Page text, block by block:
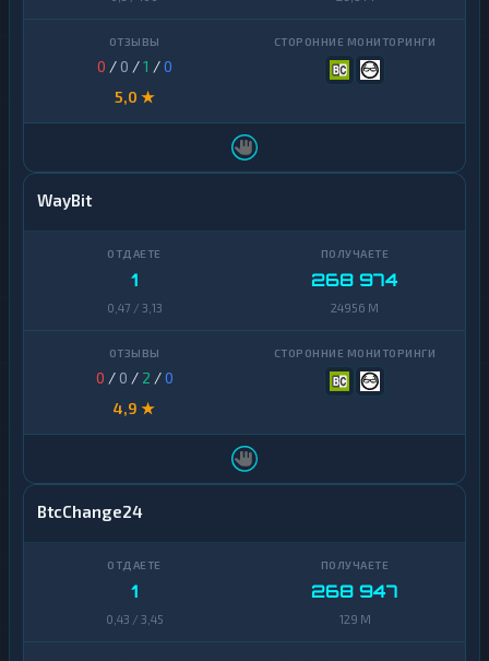
0 / 0 /1 /0
5,0 ★
WayBit
1
0,47 / 3,13
268 974
24956 M
0 / 0 / 2 /0
4,9 ★
BtcChange24
1
0,43 / 3,45
268 947
129 M